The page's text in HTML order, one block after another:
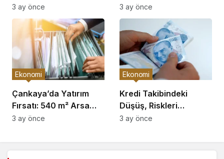
Önlemler!
3 ay önce
Açıklaması
3 ay önce
Çankaya’da Yatırım
Fırsatı: 540 m² Arsa
Satışı
Ekonomi
3 ay önce
Kredi Takibindeki
Düşüş, Riskleri
Artırıyor!
Ekonomi
3 ay önce